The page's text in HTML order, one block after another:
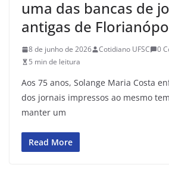
uma das bancas de
antigas de
8 de junho de 2026 Cotidiano UFSC
0
5 min de leitura
Aos 75 anos, Solange Maria Costa
dos jornais impressos ao mesmo
manter um
Read More